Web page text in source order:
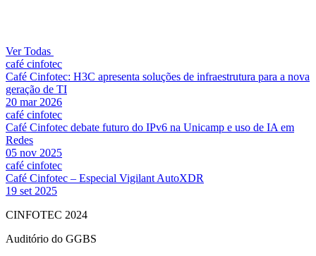
Ver Todas
café cinfotec
Café Cinfotec: H3C apresenta soluções de infraestrutura para a nova
geração de TI
20 mar 2026
café cinfotec
Café Cinfotec debate futuro do IPv6 na Unicamp e uso de IA em
Redes
05 nov 2025
café cinfotec
Café Cinfotec – Especial Vigilant AutoXDR
19 set 2025
CINFOTEC 2024
Auditório do GGBS